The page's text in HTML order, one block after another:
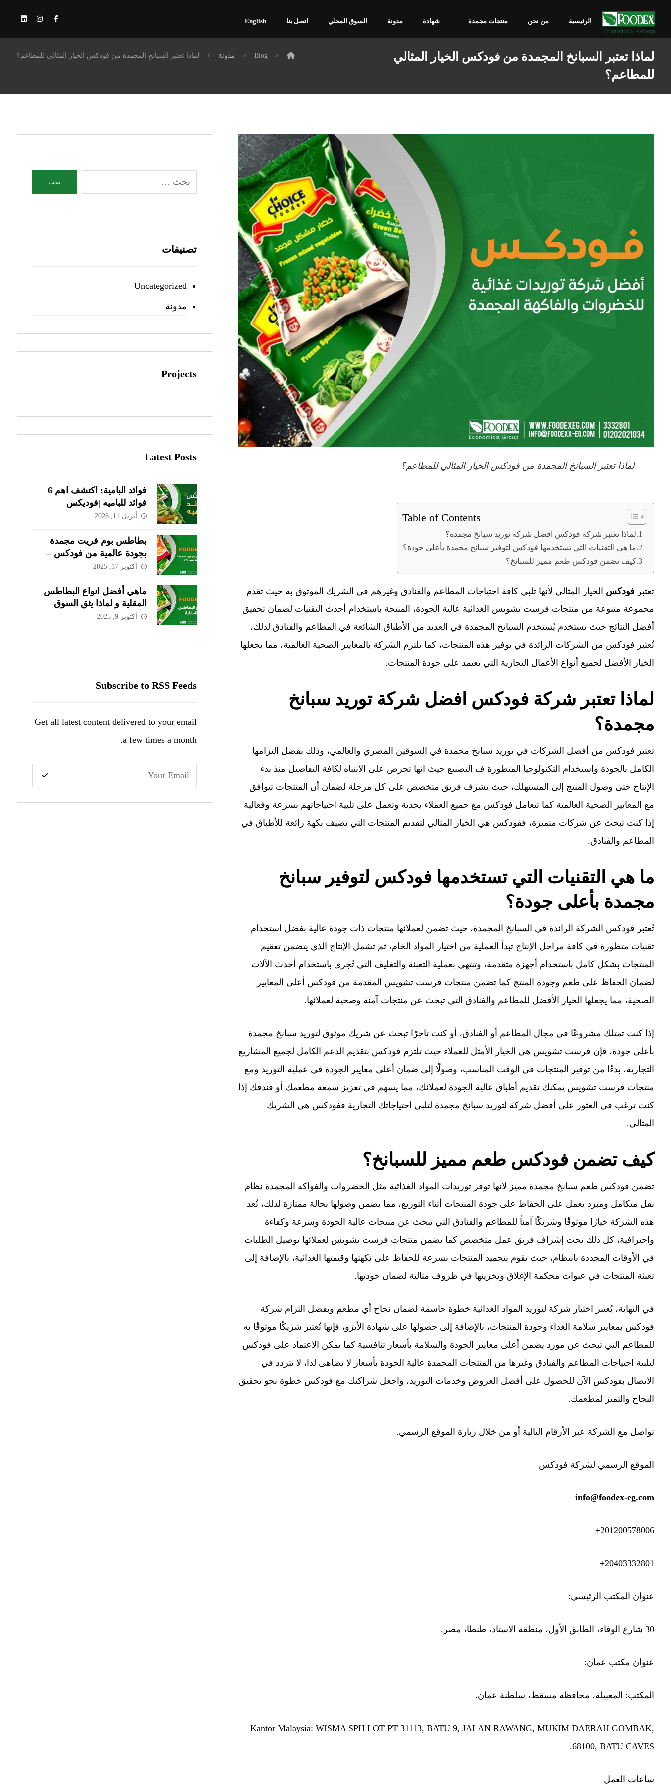
الرئيسية من نحن منتجات مجمدة شهادة مدونة السوق المحلي اتصل بنا English
لماذا تعتبر السبانخ المجمدة من فودكس الخيار المثالي
للمطاعم؟
Blog مدونة لماذا تعتبر السبانخ المجمدة من فودكس الخيار المثالي للمطاعم؟
لماذا تعتبر السبانخ المجمدة من فودكس الخيار المثالي للمطاعم؟
Table of Contents
لماذا تعتبر شركة فودكس افضل شركة توريد سبانخ مجمدة؟
ما هي التقنيات التي تستخدمها فودكس لتوفير سبانخ مجمدة بأعلى جودة؟
كيف تضمن فودكس طعم مميز للسبانخ؟
تعتبر فودكس الخيار المثالي لأنها تلبي كافة احتياجات المطاعم والفنادق وغيرهم في الشريك الموثوق به حيث تقدم
مجموعة متنوعة من منتجات فرست تشويس الغذائية عالية الجودة، المنتجة باستخدام أحدث التقنيات لضمان تحقيق
أفضل النتائج حيث تستخدم يُستخدم السبانخ المجمدة في العديد من الأطباق الشائعة في المطاعم والفنادق لذلك،
تُعتبر فودكس من الشركات الرائدة في توفير هذه المنتجات، كما تلتزم الشركة بالمعايير الصحية العالمية، مما يجعلها
الخيار الأفضل لجميع أنواع الأعمال التجارية التي تعتمد على جودة المنتجات.
لماذا تعتبر شركة فودكس افضل شركة توريد سبانخ
مجمدة؟
تعتبر فودكس من أفضل الشركات في توريد سبانخ مجمدة في السوقين المصري والعالمي، وذلك بفضل التزامها
الكامل بالجودة واستخدام التكنولوجيا المتطورة ف التصنيع حيث انها تحرص على الانتباه لكافة التفاصيل منذ بدء
الإنتاج حتى وصول المنتج إلى المستهلك، حيث يشرف فريق متخصص على كل مرحلة لضمان أن المنتجات تتوافق
مع المعايير الصحية العالمية كما تتعامل فودكس مع جميع العملاء بجدية وتعمل على تلبية احتياجاتهم بسرعة وفعالية
إذا كنت تبحث عن شركات متميزة، ففودكس هي الخيار المثالي لتقديم المنتجات التي تضيف نكهة رائعة للأطباق في
المطاعم والفنادق.
ما هي التقنيات التي تستخدمها فودكس لتوفير سبانخ
مجمدة بأعلى جودة؟
تُعتبر فودكس الشركة الرائدة في السبانخ المجمدة، حيث تضمن لعملائها منتجات ذات جودة عالية بفضل استخدام
تقنيات متطورة في كافة مراحل الإنتاج تبدأ العملية من اختيار المواد الخام، ثم تشمل الإنتاج الذي يتضمن تعقيم
المنتجات بشكل كامل باستخدام أجهزة متقدمة، وتنتهي بعملية التعبئة والتغليف التي تُجرى باستخدام أحدث الآلات
لضمان الحفاظ على طعم وجودة المنتج كما تضمن منتجات فرست تشويس المقدمة من فودكس أعلى المعايير
الصحية، مما يجعلها الخيار الأفضل للمطاعم والفنادق التي تبحث عن منتجات آمنة وصحية لعملائها.
إذا كنت تمتلك مشروعًا في مجال المطاعم أو الفنادق، أو كنت تاجرًا تبحث عن شريك موثوق لتوريد سبانخ مجمدة
بأعلى جودة، فإن فرست تشويس هي الخيار الأمثل للعملاء حيث تلتزم فودكس بتقديم الدعم الكامل لجميع المشاريع
التجارية، بدءًا من توفير المنتجات في الوقت المناسب، وصولًا إلى ضمان أعلى معايير الجودة في عملية التوريد ومع
منتجات فرست تشويس يمكنك تقديم أطباق عالية الجودة لعملائك، مما يسهم في تعزيز سمعة مطعمك أو فندقك إذا
كنت ترغب في العثور على أفضل شركة لتوريد سبانخ مجمدة لتلبي احتياجاتك التجارية ففودكس هي الشريك
المثالي.
كيف تضمن فودكس طعم مميز للسبانخ؟
تضمن فودكس طعم سبانخ مجمدة مميز لانها توفر توريدات المواد الغذائية مثل الخضروات والفواكه المجمدة نظام
نقل متكامل ومبرد يعمل على الحفاظ على جودة المنتجات أثناء التوزيع، مما يضمن وصولها بحالة ممتازة لذلك، تُعد
هذه الشركة خيارًا موثوقًا وشريكًا آمناً للمطاعم والفنادق التي تبحث عن منتجات عالية الجودة وسرعة وكفاءة
واحترافية، كل ذلك تحت إشراف فريق عمل متخصص كما تضمن منتجات فرست تشويس لعملائها توصيل الطلبات
في الأوقات المحددة بانتظام، حيث تقوم بتجميد المنتجات بسرعة للحفاظ على نكهتها وقيمتها الغذائية، بالإضافة إلى
تعبئة المنتجات في عبوات محكمة الإغلاق وتخزينها في ظروف مثالية لضمان جودتها.
في النهاية، يُعتبر اختيار شركة لتوريد المواد الغذائية خطوة حاسمة لضمان نجاح أي مطعم وبفضل التزام شركة
فودكس بمعايير سلامة الغذاء وجودة المنتجات، بالإضافة إلى حصولها على شهادة الأيزو، فإنها تُعتبر شريكًا موثوقًا به
للمطاعم التي تبحث عن مورد يضمن أعلى معايير الجودة والسلامة بأسعار تنافسية كما يمكن الاعتماد على فودكس
لتلبية احتياجات المطاعم والفنادق وغيرها من المنتجات المجمدة عالية الجودة بأسعار لا تضاهى لذا، لا تتردد في
الاتصال بفودكس الآن للحصول على أفضل العروض وخدمات التوريد، واجعل شراكتك مع فودكس خطوة نحو تحقيق
النجاح والتميز لمطعمك.
تواصل مع الشركة عبر الأرقام التالية أو من خلال زيارة الموقع الرسمي.
الموقع الرسمي لشركة فودكس
info@foodex-eg.com
201200578006+
20403332801+
عنوان المكتب الرئيسي:
30 شارع الوفاء، الطابق الأول، منطقة الاستاد، طنطا، مصر.
عنوان مكتب عمان:
المكتب: المعبيلة، محافظة مسقط، سلطنة عمان.
Kantor Malaysia: WISMA SPH LOT PT 31113, BATU 9, JALAN RAWANG, MUKIM DAERAH GOMBAK,
68100, BATU CAVES.
ساعات العمل
تصنيفات
Uncategorized
مدونة
Projects
Latest Posts
فوائد البامية: اكتشف اهم 6
فوائد للباميه |فوديكس
أبريل 11, 2026
بطاطس بوم فريت مجمدة
بجودة عالمية من فودكس –
الاختيار الأمثل للمطاعم
أكتوبر 17, 2025
ماهي أفضل انواع البطاطس
المقلية و لماذا يثق السوق
الأوروبي في البطاطس
أكتوبر 9, 2025
Subscribe to RSS Feeds
Get all latest content delivered to your email
a few times a month.